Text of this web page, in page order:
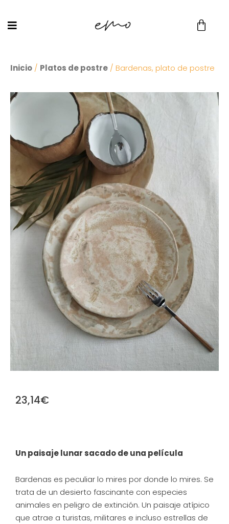
Inicio / Platos de postre / Bardenas, plato de postre
23,14€
Un paisaje lunar sacado de una película
Bardenas es peculiar lo mires por donde lo mires. Se
trata de un desierto fascinante con especies
animales en peligro de extinción. Un paisaje atípico
que atrae a turistas, militares e incluso estrellas de